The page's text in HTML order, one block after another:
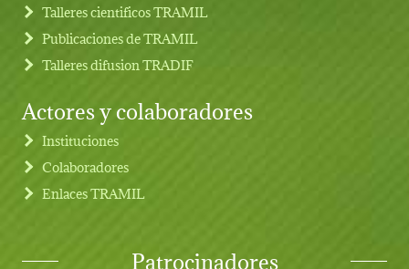
Talleres cientificos TRAMIL
Publicaciones de TRAMIL
Talleres difusion TRADIF
Actores y colaboradores
Instituciones
Colaboradores
Enlaces TRAMIL
Patrocinadores